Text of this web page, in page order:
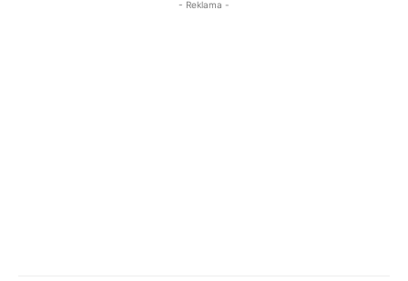
- Reklama -